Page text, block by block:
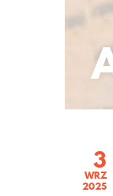
3
WRZ
2025